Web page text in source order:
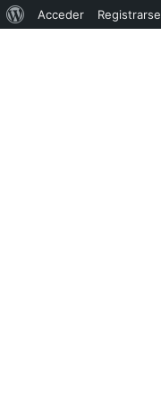
Acerca
Acceder Registrarse